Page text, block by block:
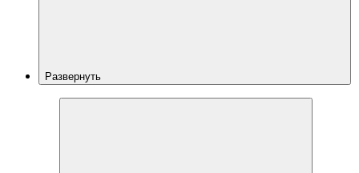
Развернуть